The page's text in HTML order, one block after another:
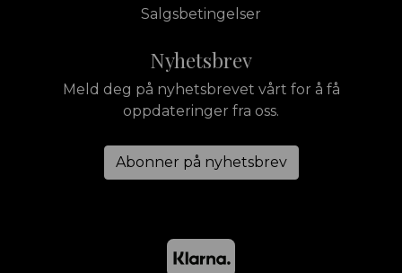
Salgsbetingelser
Nyhetsbrev
Meld deg på nyhetsbrevet vårt for å få
oppdateringer fra oss.
Abonner på nyhetsbrev